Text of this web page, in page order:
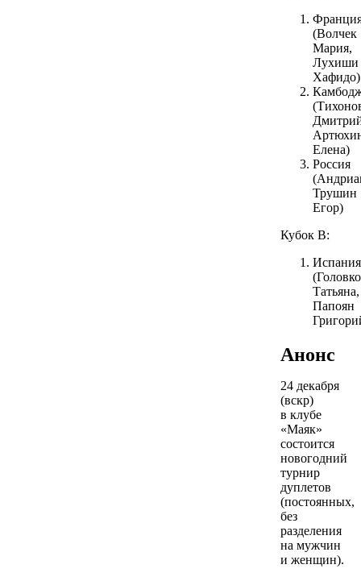
(Волчек
Мария,
Лухиши
Хафидо)
Елена)
Россия
Трушин
Егор)
Кубок В:
Испания
(Головко
Татьяна,
Папоян
Анонс
24 декабря
(вскр)
в клубе
«Маяк»
состоится
новогодний
турнир
дуплетов
(постоянных,
без
разделения
на мужчин
и женщин).